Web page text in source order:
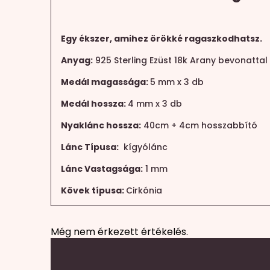
Egy ékszer, amihez örökké ragaszkodhatsz.
Anyag: 925 Sterling Ezüst 18k Arany bevonattal
Medál magassága: 5 mm x 3 db
Medál hossza: 4 mm x 3 db
Nyaklánc hossza: 40cm + 4cm hosszabbító
Lánc Típusa: kígyólánc
Lánc Vastagsága: 1 mm
Kövek típusa: Cirkónia
Még nem érkezett értékelés.